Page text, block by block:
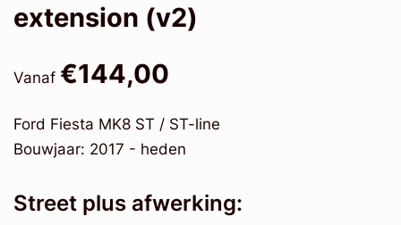
extension (v2)
Vanaf €144,00
Ford Fiesta MK8 ST / ST-line
Bouwjaar: 2017 - heden
Street plus afwerking: